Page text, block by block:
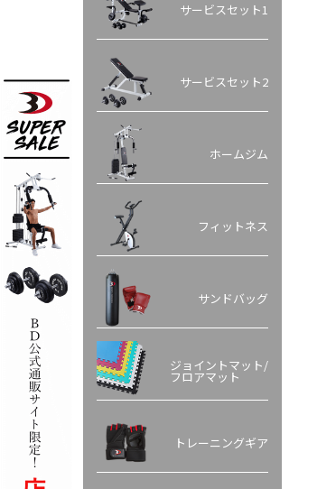
サービスセット1
サービスセット2
ホームジム
フィットネス
サンドバッグ
ジョイントマット/
フロアマット
トレーニングギア